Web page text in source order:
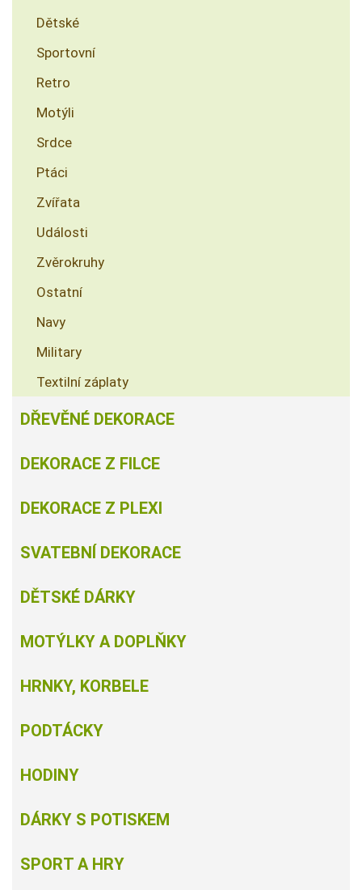
Dětské
Sportovní
Retro
Motýli
Srdce
Ptáci
Zvířata
Události
Zvěrokruhy
Ostatní
Navy
Military
Textilní záplaty
DŘEVĚNÉ DEKORACE
DEKORACE Z FILCE
DEKORACE Z PLEXI
SVATEBNÍ DEKORACE
DĚTSKÉ DÁRKY
MOTÝLKY A DOPLŇKY
HRNKY, KORBELE
PODTÁCKY
HODINY
DÁRKY S POTISKEM
SPORT A HRY